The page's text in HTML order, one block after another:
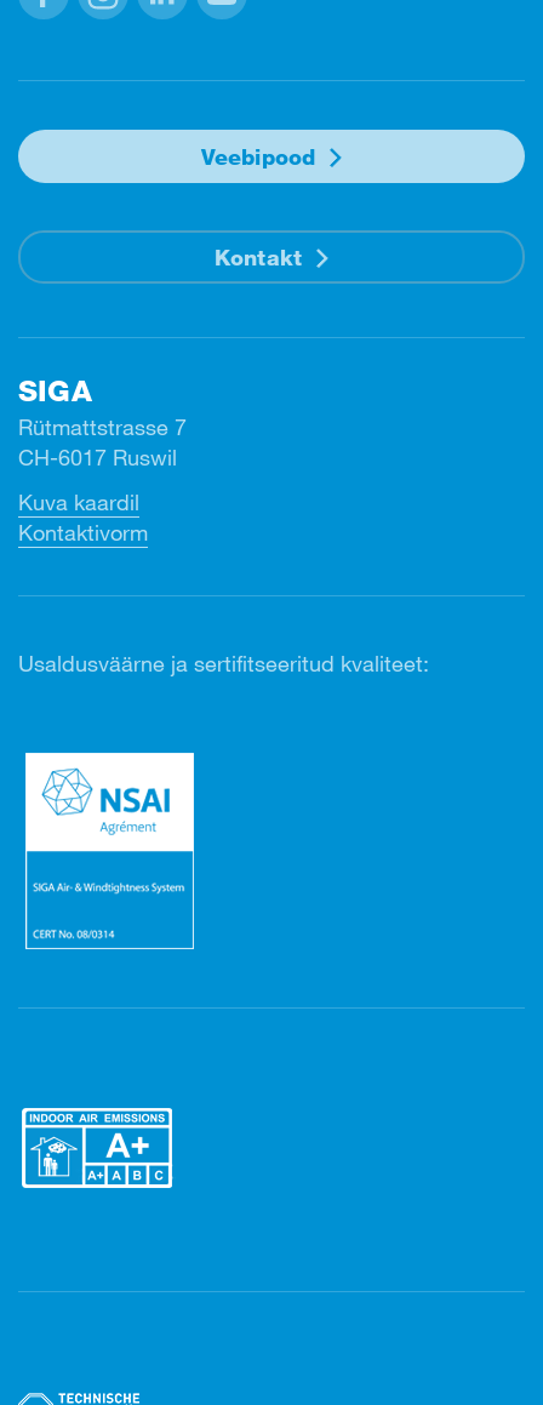
Veebipood
Kontakt
SIGA
Rütmattstrasse 7
CH-6017 Ruswil
Kuva kaardil
Kontaktivorm
Usaldusväärne ja sertifitseeritud kvaliteet: